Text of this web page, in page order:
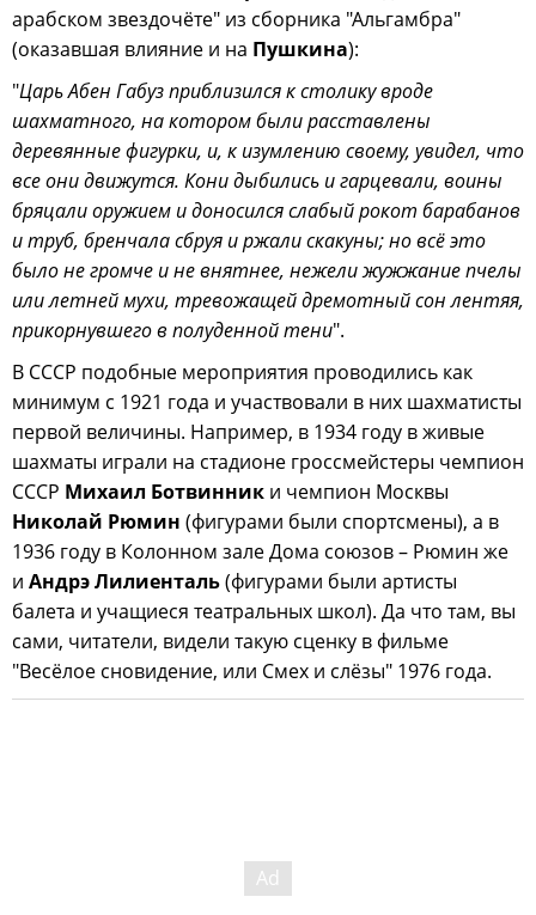
арабском звездочёте" из сборника "Альгамбра"
(оказавшая влияние и на Пушкина):
"Царь Абен Габуз приблизился к столику вроде
шахматного, на котором были расставлены
деревянные фигурки, и, к изумлению своему, увидел, что
все они движутся. Кони дыбились и гарцевали, воины
бряцали оружием и доносился слабый рокот барабанов
и труб, бренчала сбруя и ржали скакуны; но всё это
было не громче и не внятнее, нежели жужжание пчелы
или летней мухи, тревожащей дремотный сон лентяя,
прикорнувшего в полуденной тени".
В СССР подобные мероприятия проводились как
минимум с 1921 года и участвовали в них шахматисты
первой величины. Например, в 1934 году в живые
шахматы играли на стадионе гроссмейстеры чемпион
СССР Михаил Ботвинник и чемпион Москвы
Николай Рюмин (фигурами были спортсмены), а в
1936 году в Колонном зале Дома союзов – Рюмин же
и Андрэ Лилиенталь(фигурами были артисты
балета и учащиеся театральных школ). Да что там, вы
сами, читатели, видели такую сценку в фильме
"Весёлое сновидение, или Смех и слёзы" 1976 года.